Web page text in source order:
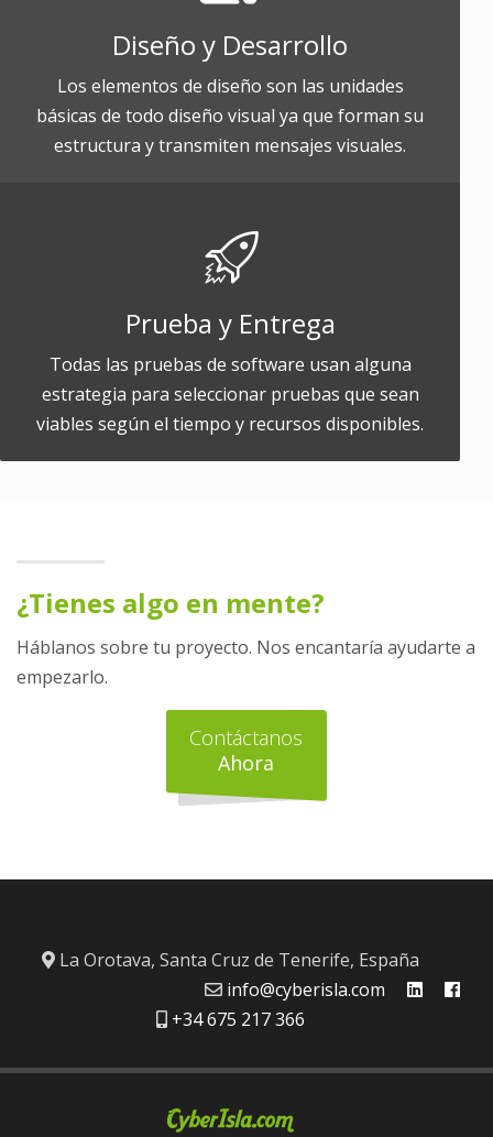
Diseño y Desarrollo
Los elementos de diseño son las unidades
básicas de todo diseño visual ya que forman su
estructura y transmiten mensajes visuales.
Prueba y Entrega
Todas las pruebas de software usan alguna
estrategia para seleccionar pruebas que sean
viables según el tiempo y recursos disponibles.
¿Tienes algo en mente?
Háblanos sobre tu proyecto. Nos encantaría ayudarte a
empezarlo.
Contáctanos
Ahora
La Orotava, Santa Cruz de Tenerife, España
info@cyberisla.com
+34 675 217 366